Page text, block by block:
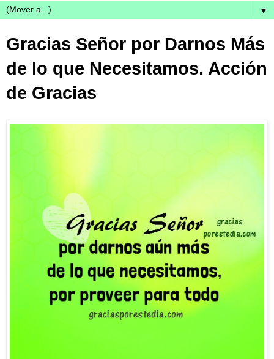
▼
Gracias Señor por Darnos Más
de lo que Necesitamos. Acción
de Gracias